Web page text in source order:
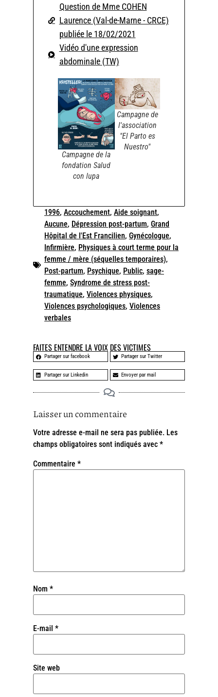
Question de Mme COHEN
Laurence (Val-de-Marne - CRCE)
publiée le 18/02/2021
Vidéo d'une expression
abdominale (TW)
Campagne de la
fondation Salud
con lupa
Campagne de
l'association
"El Parto es
Nuestro"
1996, Accouchement, Aide soignant,
Aucune, Dépression post-partum, Grand
Hôpital de l'Est Francilien, Gynécologue,
Infirmière, Physiques à court terme pour la
femme / mère (séquelles temporaires),
Post-partum, Psychique, Public, sage-
femme, Syndrome de stress post-
traumatique, Violences physiques,
Violences psychologiques, Violences
verbales
FAITES ENTENDRE LA VOIX DES VICTIMES
Partager sur facebook Partager sur Twitter
Partager sur Linkedin Envoyer par mail
Laisser un commentaire
Votre adresse e-mail ne sera pas publiée. Les
champs obligatoires sont indiqués avec *
Commentaire *
Nom *
E-mail *
Site web